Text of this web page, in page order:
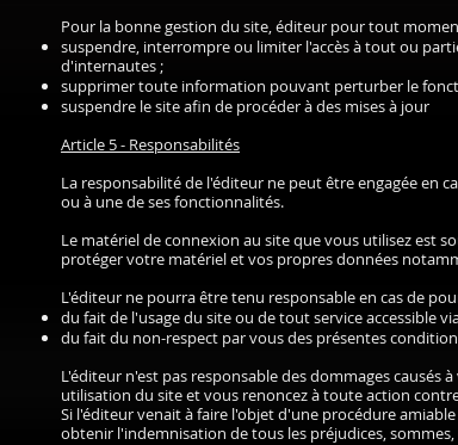
Pour la bonne gestion du site, éditeur pour tout
suspendre, interrompre ou limiter l'accès à tout ou
d'internautes ;
supprimer toute information pouvant perturber le
suspendre le site afin de procéder à des mises à jour
Article 5 - Responsabilités
La responsabilité de l'éditeur ne peut être engagée en
ou à une de ses fonctionnalités.
Le matériel de connexion au site que vous utilisez est
protéger votre matériel et vos propres données
L'éditeur ne pourra être tenu responsable en cas de
du fait de l'usage du site ou de tout service accessible
du fait du non-respect par vous des présentes
L'éditeur n'est pas responsable des dommages
utilisation du site et vous renoncez à toute action
Si l'éditeur venait à faire l'objet d'une procédure
obtenir l'indemnisation de tous les préjudices,